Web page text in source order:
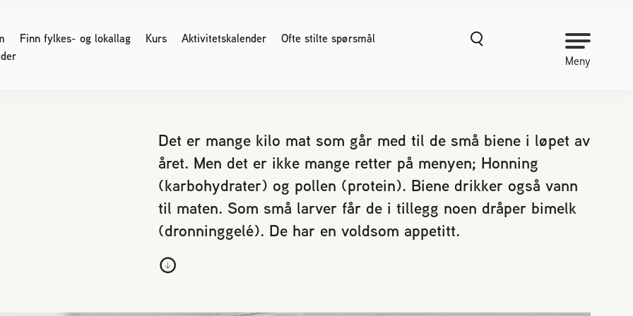
Finn fylkes- og lokallag Kurs Aktivitetskalender
Ofte stilte spørsmål
Meny
FOR MEDLEMMER
Medlemssider (Logg inn)
Birøkteren
Nyhetsbrev
Verdt å vite
Økonomi
NORGES BIRØKTERLAG
Om Norges Birøkterlag
Kontakt oss
Organisasjonshåndbok
Nyheter
Finn fylkes- og lokallag
Det er mange kilo mat som går med til de små biene i løpet av
året. Men det er ikke mange retter på menyen; Honning
(karbohydrater) og pollen (protein). Biene drikker også vann
til maten. Som små larver får de i tillegg noen dråper bimelk
(dronninggelé). De har en voldsom appetitt.